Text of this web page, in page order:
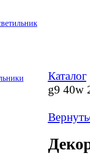
Каталог
g9 40w